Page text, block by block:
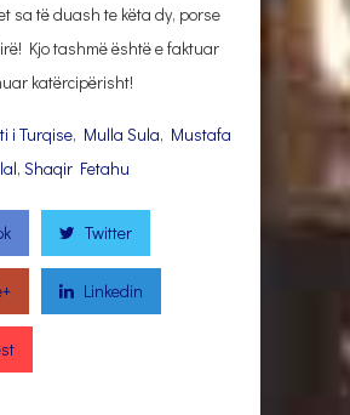
sa të duash te këta dy, porse
Kjo tashmë është e faktuar
katërcipërisht!
i Turqise, Mulla Sula, Mustafa
, Shaqir Fetahu
Twitter
Linkedin